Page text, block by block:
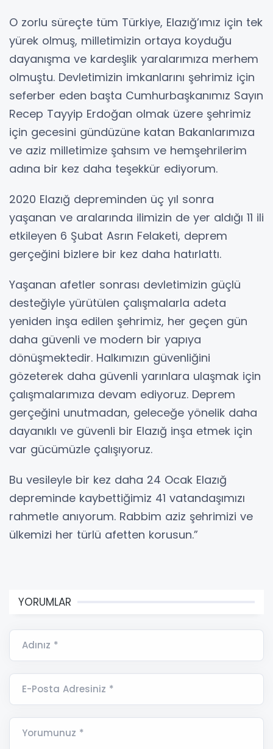
O zorlu süreçte tüm Türkiye, Elazığ’ımız için tek
yürek olmuş, milletimizin ortaya koyduğu
dayanışma ve kardeşlik yaralarımıza merhem
olmuştu. Devletimizin imkanlarını şehrimiz için
seferber eden başta Cumhurbaşkanımız Sayın
Recep Tayyip Erdoğan olmak üzere şehrimiz
için gecesini gündüzüne katan Bakanlarımıza
ve aziz milletimize şahsım ve hemşehrilerim
adına bir kez daha teşekkür ediyorum.
2020 Elazığ depreminden üç yıl sonra
yaşanan ve aralarında ilimizin de yer aldığı 11 ili
etkileyen 6 Şubat Asrın Felaketi, deprem
gerçeğini bizlere bir kez daha hatırlattı.
Yaşanan afetler sonrası devletimizin güçlü
desteğiyle yürütülen çalışmalarla adeta
yeniden inşa edilen şehrimiz, her geçen gün
daha güvenli ve modern bir yapıya
dönüşmektedir. Halkımızın güvenliğini
gözeterek daha güvenli yarınlara ulaşmak için
çalışmalarımıza devam ediyoruz. Deprem
gerçeğini unutmadan, geleceğe yönelik daha
dayanıklı ve güvenli bir Elazığ inşa etmek için
var gücümüzle çalışıyoruz.
Bu vesileyle bir kez daha 24 Ocak Elazığ
depreminde kaybettiğimiz 41 vatandaşımızı
rahmetle anıyorum. Rabbim aziz şehrimizi ve
ülkemizi her türlü afetten korusun.”
YORUMLAR
Adınız *
E-Posta Adresiniz *
Yorumunuz *